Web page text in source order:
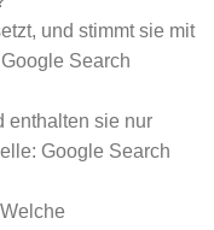
und stimmt sie mit
Search
enthalten sie nur
Google Search